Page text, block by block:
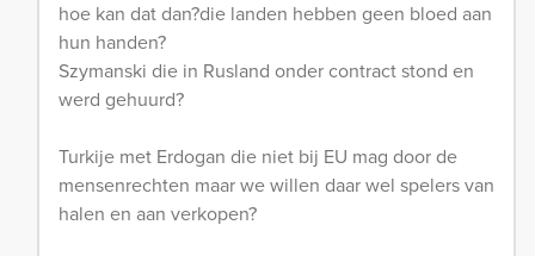
hoe kan dat dan?die landen hebben geen bloed aan
hun handen?
Szymanski die in Rusland onder contract stond en
werd gehuurd?
Turkije met Erdogan die niet bij EU mag door de
mensenrechten maar we willen daar wel spelers van
halen en aan verkopen?